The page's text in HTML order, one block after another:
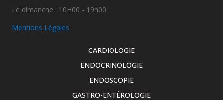
Le dimanche : 10H00 - 19h00
Mentions Légales
CARDIOLOGIE
ENDOCRINOLOGIE
ENDOSCOPIE
GASTRO-ENTÉROLOGIE